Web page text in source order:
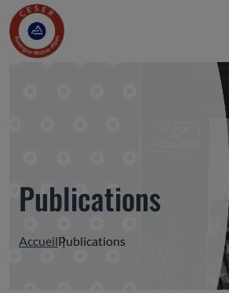
Publications
AccueilPublications